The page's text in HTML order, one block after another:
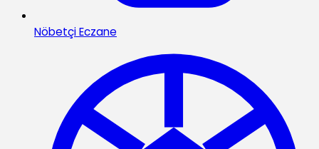
Nöbetçi Eczane